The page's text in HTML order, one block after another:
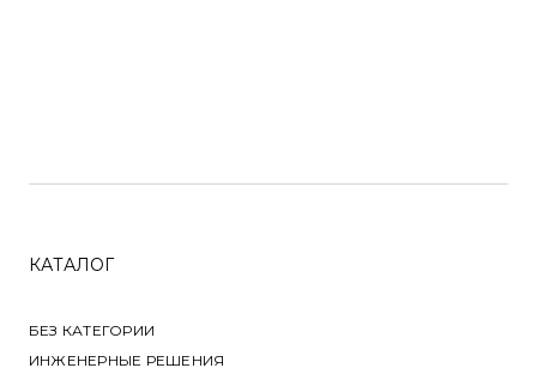
КАТАЛОГ
БЕЗ КАТЕГОРИИ
ИНЖЕНЕРНЫЕ РЕШЕНИЯ